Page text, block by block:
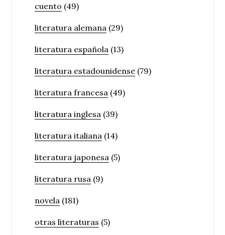
cuento (49)
literatura alemana (29)
literatura española (13)
literatura estadounidense (79)
literatura francesa (49)
literatura inglesa (39)
literatura italiana (14)
literatura japonesa (5)
literatura rusa (9)
novela (181)
otras literaturas (5)